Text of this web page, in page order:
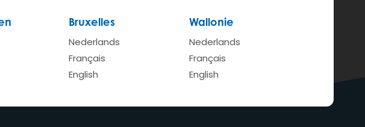
Bruxelles
Nederlands
Français
English
Wallonie
Nederlands
Français
English